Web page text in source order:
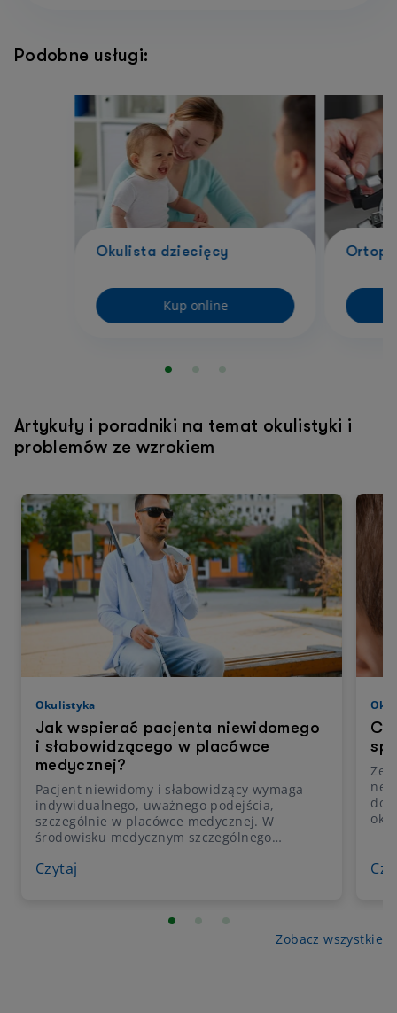
Podobne usługi:
Okulista dziecięcy
Kup online
Artykuły i poradniki na temat okulistyki i
problemów ze wzrokiem
Okulistyka
Jak wspierać pacjenta niewidomego
i słabowidzącego w placówce
medycznej?
Pacjent niewidomy i słabowidzący wymaga
indywidualnego, uważnego podejścia,
szczególnie w placówce medycznej. W
środowisku medycznym szczególnego
oraz szacunek dla autonomii pacjenta.
komfort leczenia. Jak postępować z osobą
niewidomą i słabowidzącą? Jak powinna
przebiegać komunikacja i profesjonalna
Czytaj
do
z
Zobacz wszystkie